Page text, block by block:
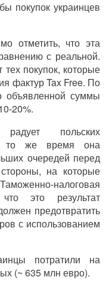
покупок украинцев
отметить, что эта
с реальной.
покупок, которые
фактур Tax Free. По
суммы
20%.
польских
то же время она
очередей перед
на которые
налоговая
это результат
предотвратить
с использованием
потратили на
(~ 635 млн евро).